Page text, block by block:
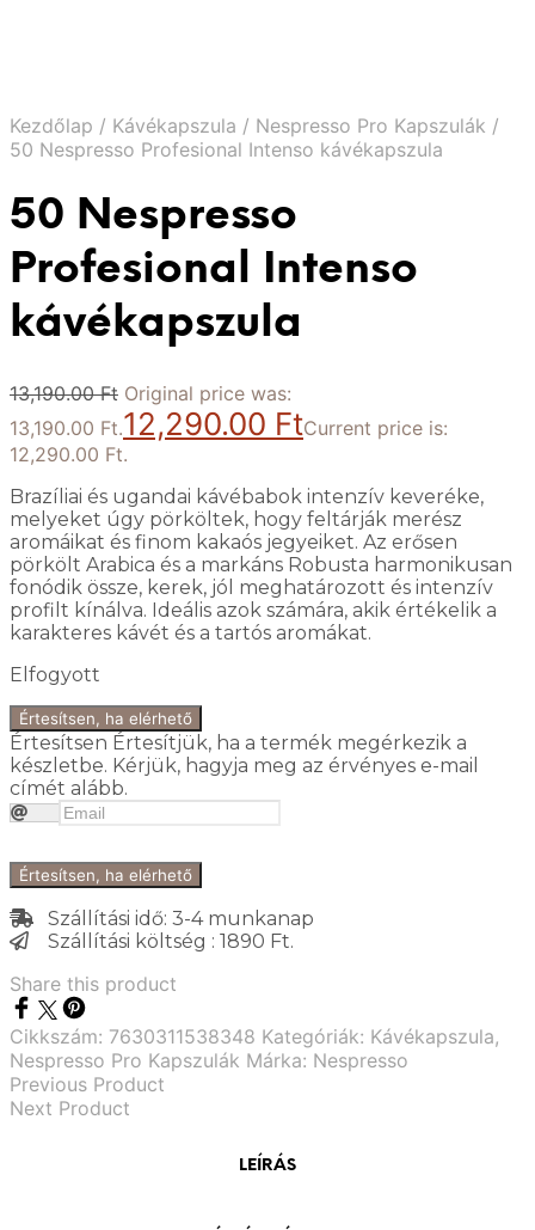
Kezdőlap / Kávékapszula / Nespresso Pro Kapszulák /
50 Nespresso Profesional Intenso kávékapszula
50 Nespresso
Profesional Intenso
kávékapszula
13,190.00Ft Original price was:
13,190.00 Ft.12,290.00 FtCurrent price is:
12,290.00 Ft.
Brazíliai és ugandai kávébabok intenzív keveréke,
melyeket úgy pörköltek, hogy feltárják merész
aromáikat és finom kakaós jegyeiket. Az erősen
pörkölt Arabica és a markáns Robusta harmonikusan
fonódik össze, kerek, jól meghatározott és intenzív
profilt kínálva. Ideális azok számára, akik értékelik a
karakteres kávét és a tartós aromákat.
Elfogyott
Értesítsen, ha elérhető
Értesítsen Értesítjük, ha a termék megérkezik a
készletbe. Kérjük, hagyja meg az érvényes e-mail
címét alább.
Értesítsen, ha elérhető
Szállítási idő: 3-4 munkanap
Szállítási költség : 1890 Ft.
Share this product
Cikkszám: 7630311538348 Kategóriák: Kávékapszula,
Nespresso Pro Kapszulák Márka: Nespresso
Previous Product
Next Product
LEÍRÁS